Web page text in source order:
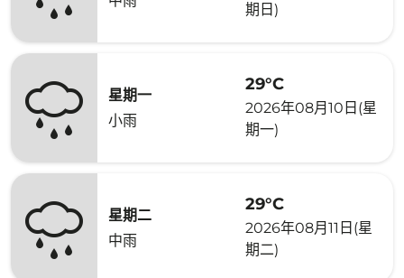
期日)
星期一
小雨
29°C
2026年08月10日(星
期一)
星期二
中雨
29°C
2026年08月11日(星
期二)